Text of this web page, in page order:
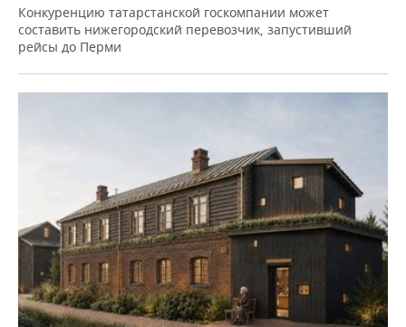
Конкуренцию татарстанской госкомпании может
составить нижегородский перевозчик, запустивший
рейсы до Перми